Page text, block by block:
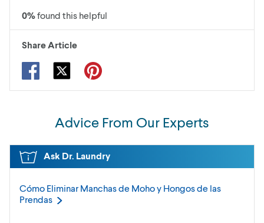
0%found this helpful
Share Article
Advice From Our Experts
Ask Dr. Laundry
Cómo Eliminar Manchas de Moho y Hongos de las
Prendas